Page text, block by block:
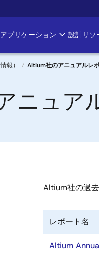
アプリケーション 設計リソ
報） Altium社のアニュアルレ
ニュア
Altium社の過
レポート名
Altium